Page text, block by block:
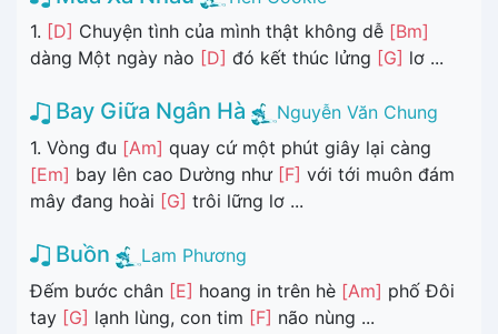
1. [D] Chuyện tình của mình thật không dễ [Bm]
dàng Một ngày nào [D] đó kết thúc lửng [G] lơ ...
Bay Giữa Ngân Hà
Nguyễn Văn Chung
1. Vòng đu [Am] quay cứ một phút giây lại càng
[Em] bay lên cao Dường như [F] với tới muôn đám
mây đang hoài [G] trôi lững lơ ...
Buồn
Lam Phương
Đếm bước chân [E] hoang in trên hè [Am] phố Đôi
tay [G] lạnh lùng, con tim [F] não nùng ...